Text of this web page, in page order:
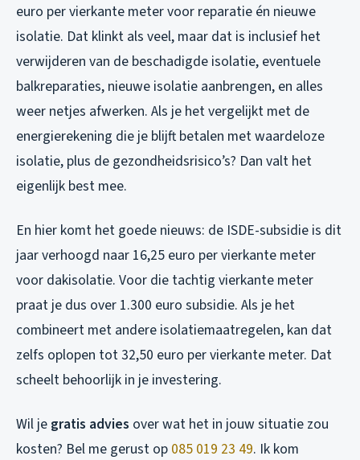
euro per vierkante meter voor reparatie én nieuwe
isolatie. Dat klinkt als veel, maar dat is inclusief het
verwijderen van de beschadigde isolatie, eventuele
balkreparaties, nieuwe isolatie aanbrengen, en alles
weer netjes afwerken. Als je het vergelijkt met de
energierekening die je blijft betalen met waardeloze
isolatie, plus de gezondheidsrisico’s? Dan valt het
eigenlijk best mee.
En hier komt het goede nieuws: de ISDE-subsidie is dit
jaar verhoogd naar 16,25 euro per vierkante meter
voor dakisolatie. Voor die tachtig vierkante meter
praat je dus over 1.300 euro subsidie. Als je het
combineert met andere isolatiemaatregelen, kan dat
zelfs oplopen tot 32,50 euro per vierkante meter. Dat
scheelt behoorlijk in je investering.
Wil je gratis advies over wat het in jouw situatie zou
kosten? Bel me gerust op 085 019 23 49. Ik kom